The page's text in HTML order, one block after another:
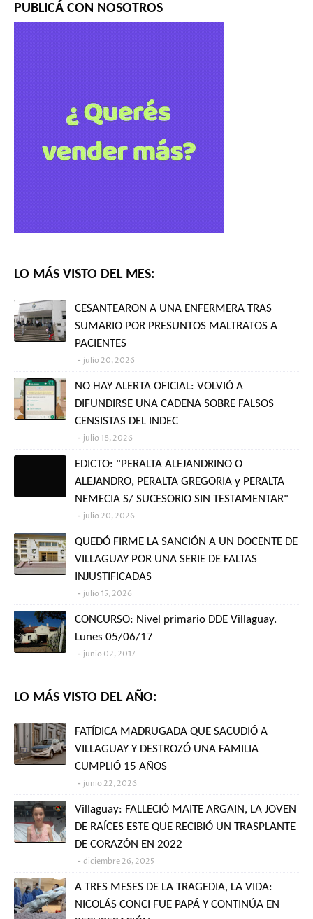
PUBLICÁ CON NOSOTROS
LO MÁS VISTO DEL MES:
CESANTEARON A UNA ENFERMERA TRAS
SUMARIO POR PRESUNTOS MALTRATOS A
PACIENTES
julio 20, 2026
NO HAY ALERTA OFICIAL: VOLVIÓ A
DIFUNDIRSE UNA CADENA SOBRE FALSOS
CENSISTAS DEL INDEC
julio 18, 2026
EDICTO: "PERALTA ALEJANDRINO O
ALEJANDRO, PERALTA GREGORIA y PERALTA
NEMECIA S/ SUCESORIO SIN TESTAMENTAR"
julio 20, 2026
QUEDÓ FIRME LA SANCIÓN A UN DOCENTE DE
VILLAGUAY POR UNA SERIE DE FALTAS
INJUSTIFICADAS
julio 15, 2026
CONCURSO: Nivel primario DDE Villaguay.
Lunes 05/06/17
junio 02, 2017
LO MÁS VISTO DEL AÑO:
FATÍDICA MADRUGADA QUE SACUDIÓ A
VILLAGUAY Y DESTROZÓ UNA FAMILIA
CUMPLIÓ 15 AÑOS
junio 22, 2026
Villaguay: FALLECIÓ MAITE ARGAIN, LA JOVEN
DE RAÍCES ESTE QUE RECIBIÓ UN TRASPLANTE
DE CORAZÓN EN 2022
diciembre 26, 2025
A TRES MESES DE LA TRAGEDIA, LA VIDA:
NICOLÁS CONCI FUE PAPÁ Y CONTINÚA EN